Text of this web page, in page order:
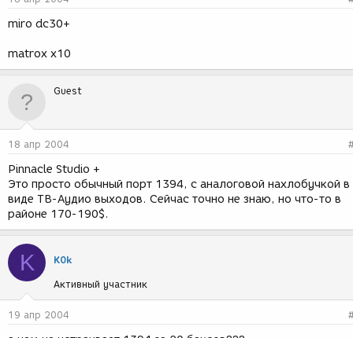
miro dc30+
matrox x10
Guest
18 апр 2004
Pinnacle Studio +
Это просто обычный порт 1394, с аналоговой нахлобучкой в
виде ТВ-Аудио выходов. Сейчас точно не знаю, но что-то в
районе 170-190$.
K K0k
Активный участник
19 апр 2004